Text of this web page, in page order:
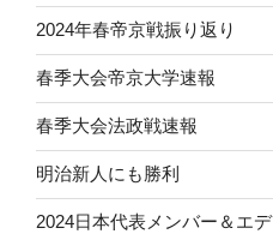
2024年春帝京戦振り返り
春季大会帝京大学速報
春季大会法政戦速報
明治新人にも勝利
2024日本代表メンバー＆エ